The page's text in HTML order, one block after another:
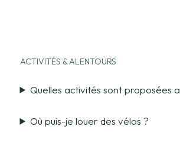
ACTIVITÉS & ALENTOURS
Quelles activités sont proposées
Où puis-je louer des vélos ?